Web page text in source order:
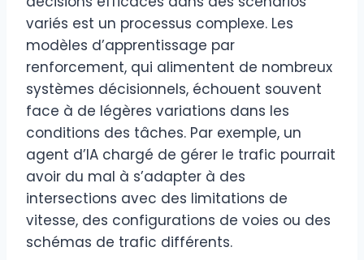
variés est un processus complexe. Les
modèles d’apprentissage par
renforcement, qui alimentent de nombreux
systèmes décisionnels, échouent souvent
face à de légères variations dans les
conditions des tâches. Par exemple, un
agent d’IA chargé de gérer le trafic pourrait
avoir du mal à s’adapter à des
intersections avec des limitations de
vitesse, des configurations de voies ou des
schémas de trafic différents.